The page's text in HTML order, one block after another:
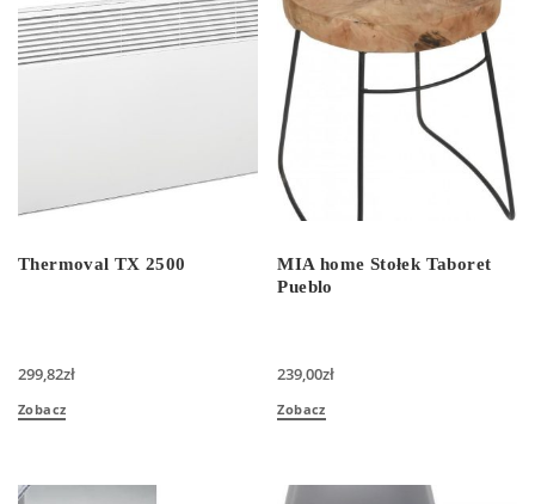
Thermoval TX 2500
299,82zł
Zobacz
MIA home Stołek Taboret
Pueblo
239,00zł
Zobacz